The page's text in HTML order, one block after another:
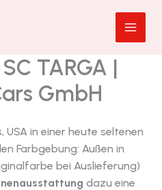
SC TARGA |
GmbH
USA in einer heute seltenen
Farbgebung: Außen in
bei Auslieferung)
dazu eine